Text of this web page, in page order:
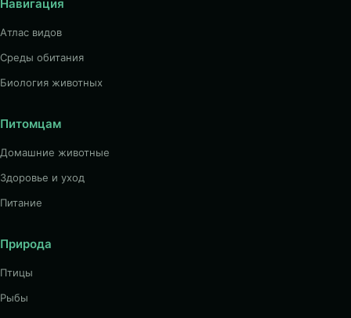
Навигация
Атлас видов
Среды обитания
Биология животных
Питомцам
Домашние животные
Здоровье и уход
Питание
Природа
Птицы
Рыбы